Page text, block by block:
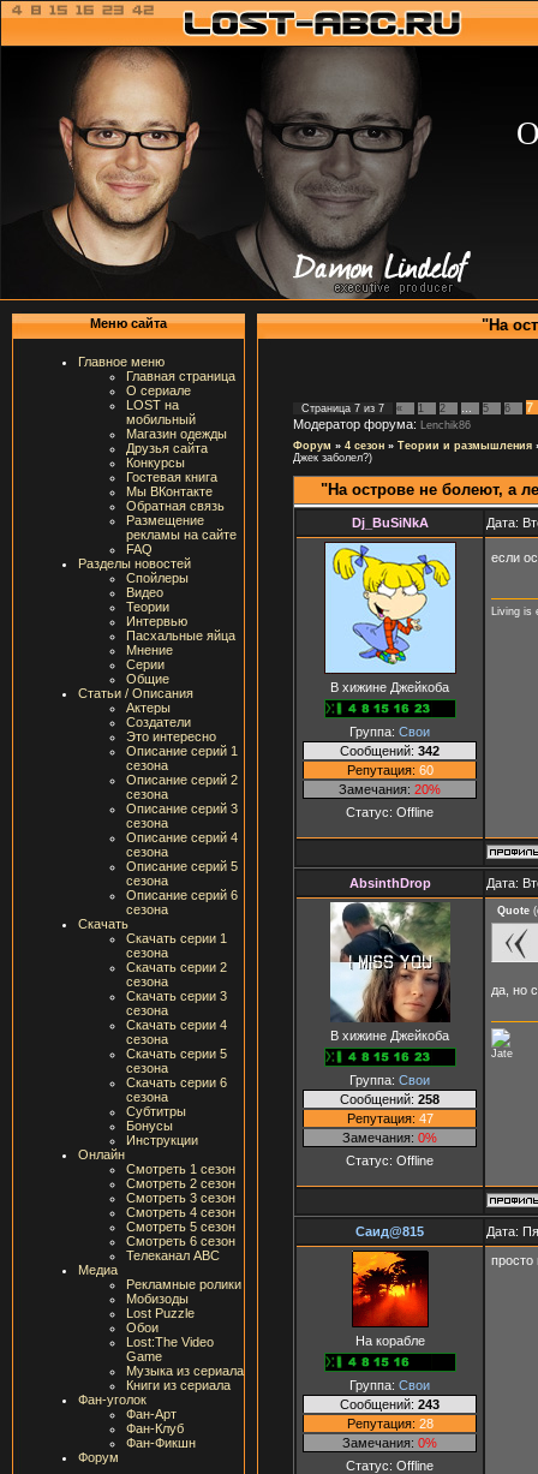
Меню сайта
Главное меню
Главная страница
О сериале
LOST на
мобильный
Магазин одежды
Друзья сайта
Конкурсы
Гостевая книга
Мы ВКонтакте
Обратная связь
Размещение
рекламы на сайте
FAQ
Разделы новостей
Спойлеры
Видео
Теории
Интервью
Пасхальные яйца
Мнение
Серии
Общие
Статьи / Описания
Актеры
Создатели
Это интересно
Описание серий 1
сезона
Описание серий 2
сезона
Описание серий 3
сезона
Описание серий 4
сезона
Описание серий 5
сезона
Описание серий 6
сезона
Скачать
Скачать серии 1
сезона
Скачать серии 2
сезона
Скачать серии 3
сезона
Скачать серии 4
сезона
Скачать серии 5
сезона
Скачать серии 6
сезона
Субтитры
Бонусы
Инструкции
Онлайн
Смотреть 1 сезон
Смотреть 2 сезон
Смотреть 3 сезон
Смотреть 4 сезон
Смотреть 5 сезон
Смотреть 6 сезон
Телеканал ABC
Медиа
Рекламные ролики
Мобизоды
Lost Puzzle
Обои
Lost:The Video
Game
Музыка из сериала
Книги из сериала
Фан-уголок
Фан-Арт
Фан-Клуб
Фан-Фикшн
Форум
"На
Страница 7 из 7 « 1 2 5 6
7
Модератор форума:
Lenchik86
Форум » 4 сезон » Теории и размышления
Джек заболел?)
"На острове не болеют, а
Dj_BuSiNkA Дата:
В хижине Джейкоба
Группа: Свои
Сообщений: 342
Репутация: 60
Замечания: 20%
Статус: Offline
если
Living
AbsinthDrop Дата:
В хижине Джейкоба
Группа: Свои
Сообщений: 258
Репутация: 47
Замечания: 0%
Статус: Offline
Quote (
да, но
Jate
Саид@815 Дата:
На корабле
Группа: Свои
Сообщений: 243
Репутация: 28
Замечания: 0%
Статус: Offline
просто